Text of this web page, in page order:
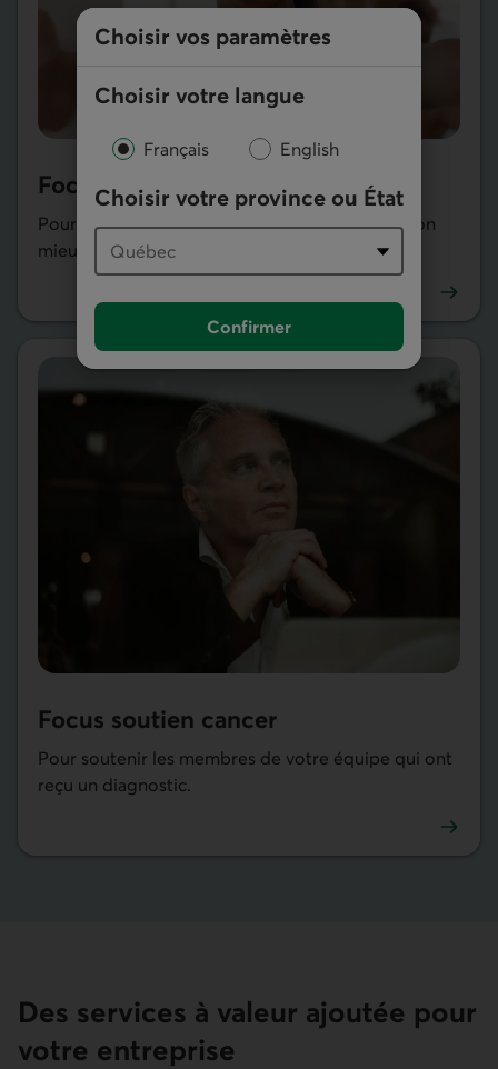
Choisir vos paramètres
Choisir votre langue
Français English
Choisir votre province ou État
Confirmer
Focus poids santé
Pour amener votre équipe à prendre en main son
mieux-être.
En savoir plus sur Focus poids santé
Focus soutien cancer
Pour soutenir les membres de votre équipe qui ont
reçu un diagnostic.
Des services à valeur ajoutée pour
votre entreprise